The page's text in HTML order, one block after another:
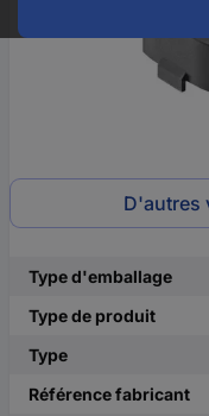
D'autres
Type d'emballage
Type de produit
Type
Référence fabricant